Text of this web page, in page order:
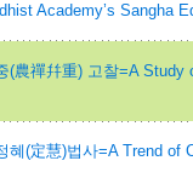
Academy’s Sangha
(農禪幷重) 고찰=A Study
혜(定慧)법사=A Trend of